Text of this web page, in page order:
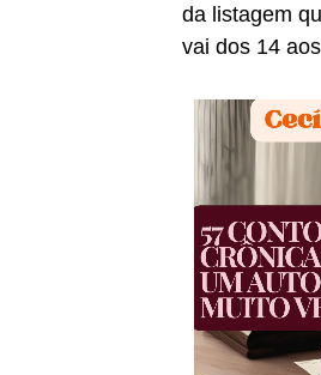
da listagem
vai dos 14